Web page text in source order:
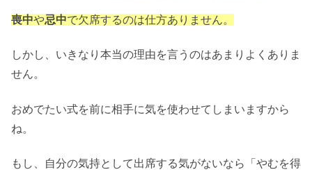
喪中や忌中で欠席するのは仕方ありません。
しかし、いきなり本当の理由を言うのはあまりよくありま
せん。
おめでたい式を前に相手に気を使わせてしまいますから
ね。
もし、自分の気持として出席する気がないなら「やむを得